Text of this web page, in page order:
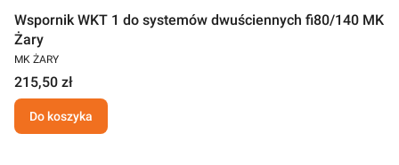
Wspornik WKT 1 do systemów dwuściennych fi80/140 MK
Żary
MK ŻARY
215,50 zł
Do koszyka